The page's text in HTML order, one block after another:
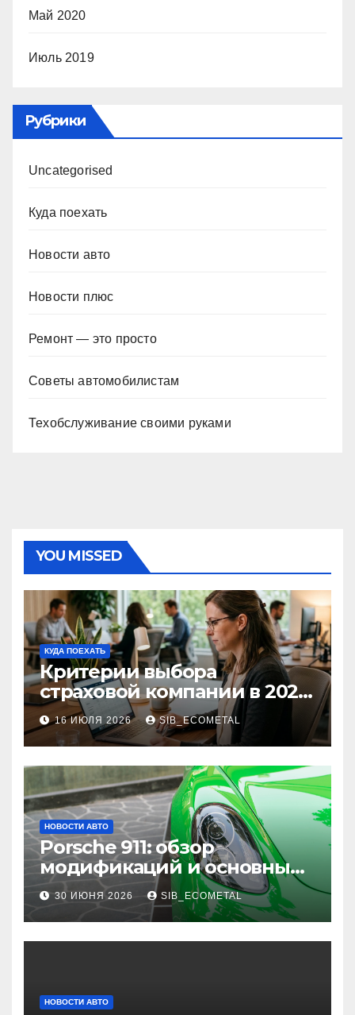
Май 2020
Июль 2019
Рубрики
Uncategorised
Куда поехать
Новости авто
Новости плюс
Ремонт — это просто
Советы автомобилистам
Техобслуживание своими руками
YOU MISSED
КУДА ПОЕХАТЬ
Критерии выбора
страховой компании в 2026
году: надежность и
реальные отзывы о
выплатах
16 ИЮЛЯ 2026 SIB_ECOMETAL
НОВОСТИ АВТО
Porsche 911: обзор
модификаций и основные
характеристики
30 ИЮНЯ 2026 SIB_ECOMETAL
НОВОСТИ АВТО